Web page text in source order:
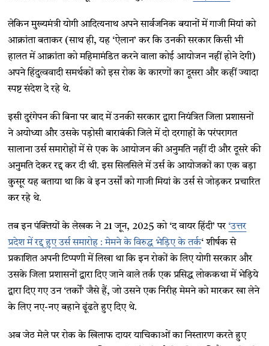
लेकिन मुख्यमंत्री योगी आदित्यनाथ अपने सार्वजनिक बयानों में गाजी मियां को
आक्रांता बताकर (साथ ही, यह ‘ऐलान’ कर कि उनकी सरकार किसी भी
हालत में आक्रांता को महिमामंडित करने वाला कोई आयोजन नहीं होने देगी)
अपने हिंदुत्ववादी समर्थकों को इस रोक के कारणों का दूसरा और कहीं ज्यादा
स्पष्ट संदेश दे रहे थे.
इसी दुरंगेपन की बिना पर बाद में उनकी सरकार द्वारा नियंत्रित जिला प्रशासनों
ने अयोध्या और उसके पड़ोसी बाराबंकी जिले में दो दरगाहों के परंपरागत
सालाना उर्स समारोहों में से एक के आयोजन की अनुमति नहीं दी और दूसरे की
अनुमति देकर रद्द कर दी थी. इस सिलसिले में उर्स के आयोजकों का एक बड़ा
कुसूर यह बताया था कि वे इन उर्सों को गाजी मियां के उर्स से जोड़कर प्रचारित
कर रहे थे.
तब इन पंक्तियों के लेखक ने 21 जून, 2025 को ‘द वायर हिंदी’ पर ‘उत्तर
प्रदेश में रद्द हुए उर्स समारोह : मेमने के विरुद्ध भेड़िए के तर्क‘ शीर्षक से
प्रकाशित अपनी टिप्पणी में लिखा था कि इन रोकों के लिए योगी सरकार और
उसके जिला प्रशासनों द्वारा दिए जाने वाले तर्क एक प्रसिद्ध लोककथा में भेड़िये
द्वारा दिए गए उन ‘तर्कों’ जैसे हैं, जो उसने एक निरीह मेमने को मारकर खा लेने
के लिए नए-नए बहाने ढूंढते हुए दिए थे.
अब जेठ मेले पर रोक के खिलाफ दायर याचिकाओं का निस्तारण करते हुए